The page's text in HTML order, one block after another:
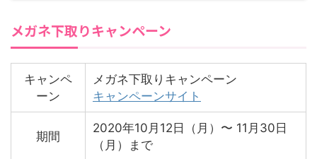
メガネ下取りキャンペーン
キャンペ
ーン
メガネ下取りキャンペーン
キャンペーンサイト
期間
2020年10月12日（月）〜 11月30日
（月）まで